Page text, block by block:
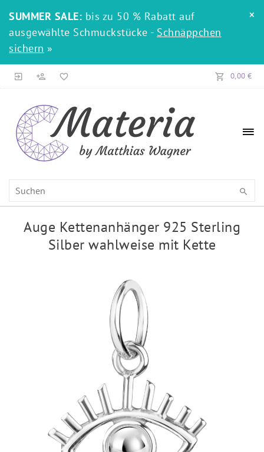
SUMMER SALE: bis zu 50 % Rabatt auf
ausgewählte Schmuckstücke - Schnäppchen
sichern »
×
0,00 €
Auge Kettenanhänger 925 Sterling
Silber wahlweise mit Kette